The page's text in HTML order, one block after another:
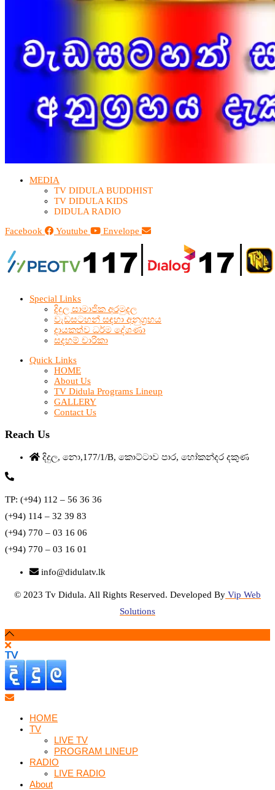
MEDIA
TV DIDULA BUDDHIST​
TV DIDULA KIDS
DIDULA RADIO
Facebook
Youtube Envelope
Special Links
දිදුල සාමාජික අරමුදල
වැඩසටහන් සඳහා අනුග්‍රහය
දායකත්ව ධර්ම දේශණා
සදහම් චාරිකා
Quick Links
HOME
About Us
TV Didula Programs Lineup
GALLERY
Contact Us
Reach Us
දිදුල, නො,177/1/B, කොට්ටාව පාර, හෝකන්දර දකුණ
TP: (+94) 112 – 56 36 36
(+94) 114 – 32 39 83
(+94) 770 – 03 16 06
(+94) 770 – 03 16 01
info@didulatv.lk
© 2023 Tv Didula. All Rights Reserved. Developed By Vip Web
Solutions
HOME
TV
LIVE TV
PROGRAM LINEUP
RADIO
LIVE RADIO
About